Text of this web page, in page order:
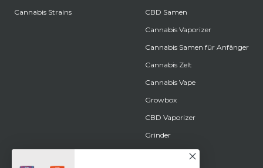
Cannabis Strains
CBD Samen
Cannabis Vaporizer
Cannabis Samen für Anfänger
Cannabis Zelt
Cannabis Vape
Growbox
CBD Vaporizer
Grinder